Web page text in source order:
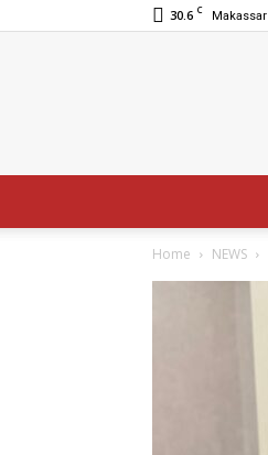
30.6 C Makassar
Home NEWS